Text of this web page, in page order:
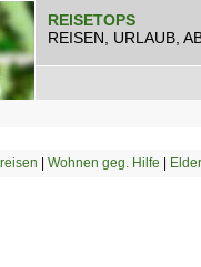
REISETOPS
REISEN, URLAUB,
Wohnen geg. Hilfe